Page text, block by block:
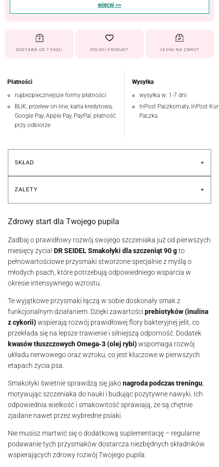
więcej >>
DOSTAWA OD 7.99ZŁ! POLSKI PRODUKT 14 DNI NA ZWROT
Płatności
najbezpieczniejsze formy płatności
BLIK, przelew on-line, karta kredytowa,
Google Pay, Apple Pay, PayPal, płatność
przy odbiorze
Wysyłka
wysyłka w: 1-7 dni
InPost Paczkomaty, InPost
Paczka
SKŁAD +
ZALETY +
Zdrowy start dla Twojego pupila
Zadbaj o prawidłowy rozwój swojego szczeniaka już od pierwszych
miesięcy życia! DR SEIDEL Smakołyki dla szczeniąt 90 gto
pełnowartościowe przysmaki stworzone specjalnie z myślą o
młodych psach, które potrzebują odpowiedniego wsparcia w
okresie intensywnego wzrostu.
Te wyjątkowe przysmaki łączą w sobie doskonały smak z
funkcjonalnym działaniem. Dzięki zawartości prebiotyków (inulina
z cykorii)wspierają rozwój prawidłowej flory bakteryjnej jelit, co
przekłada się na lepsze trawienie i silniejszą odporność. Dodatek
kwasów tłuszczowych Omega-3 (olej rybi)wspomaga rozwój
układu nerwowego oraz wzroku, co jest kluczowe w pierwszych
etapach życia psa.
Smakołyki świetnie sprawdzą się jakonagroda podczas treningu
motywując szczeniaka do nauki i budując pozytywne nawyki. Ich
odpowiednia wielkość i smakowitość sprawiają, że są chętnie
zjadane nawet przez wybredne psiaki.
Nie musisz martwić się o dodatkową suplementację – regularne
podawanie tych przysmaków dostarcza niezbędnych składników
wspierających zdrowy rozwój Twojego pupila.